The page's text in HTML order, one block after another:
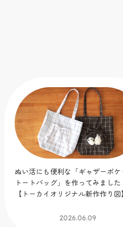
ぬい活にも便利な「ギャザーポケ
トートバッグ」を作ってみました
【トーカイオリジナル新作作り図
2026.06.09